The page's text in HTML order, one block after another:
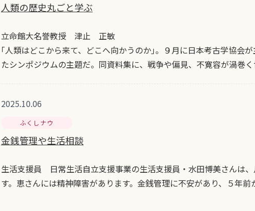
人類の歴史丸ごと学ぶ
立命館大名誉教授 津止 正敏
｢人類はどこから来て、どこへ向かうのか｣。９月に日本考古学協
たシンポジウムの主題だ。同資料集に、戦争や偏見、不寛容が渦巻
2025.10.06
ふくしナウ
金銭管理や生活相談
生活支援員 日常生活自立支援事業の生活支援員・水田博美さんは
す。恵さんには精神障害があります。金銭管理に不安があり、５年